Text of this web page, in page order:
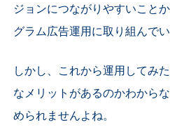
ジョンにつながりやすいこと
グラム広告運用に取り組んでい
しかし、これから運用してみ
なメリットがあるのかわから
められませんよね。